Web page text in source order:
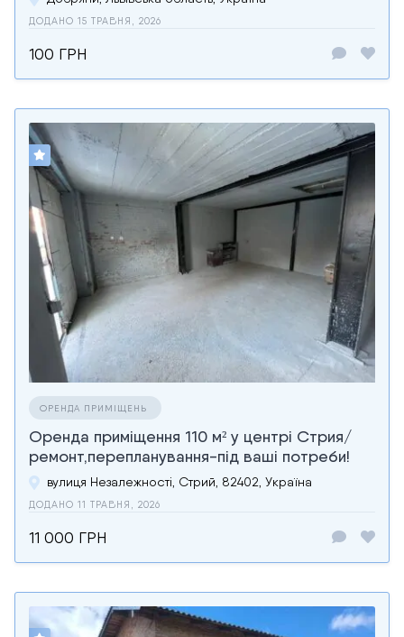
ДОДАНО 15 ТРАВНЯ, 2026
100 ГРН
ОРЕНДА ПРИМІЩЕНЬ
Оренда приміщення 110 м² у центрі Стрия/
ремонт,перепланування-під ваші потреби!
вулиця Незалежності, Стрий, 82402, Україна
ДОДАНО 11 ТРАВНЯ, 2026
11 000 ГРН